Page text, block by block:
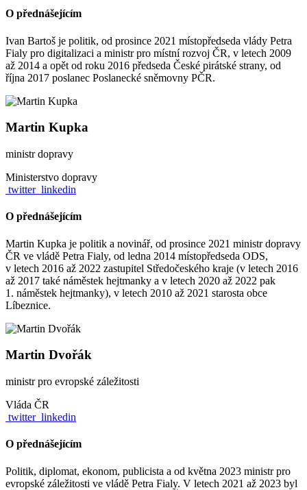
O přednášejícím
Ivan Bartoš je politik, od prosince 2021 místopředseda vlády Petra
Fialy pro digitalizaci a ministr pro místní rozvoj ČR, v letech 2009
až 2014 a opět od roku 2016 předseda České pirátské strany, od
října 2017 poslanec Poslanecké sněmovny PČR.
Martin Kupka
ministr dopravy
Ministerstvo dopravy
twitter linkedin
O přednášejícím
Martin Kupka je politik a novinář, od prosince 2021 ministr dopravy
ČR ve vládě Petra Fialy, od ledna 2014 místopředseda ODS,
v letech 2016 až 2022 zastupitel Středočeského kraje (v letech 2016
až 2017 také náměstek hejtmanky a v letech 2020 až 2022 pak
1. náměstek hejtmanky), v letech 2010 až 2021 starosta obce
Líbeznice.
Martin Dvořák
ministr pro evropské záležitosti
Vláda ČR
twitter linkedin
O přednášejícím
Politik, diplomat, ekonom, publicista a od května 2023 ministr pro
evropské záležitosti ve vládě Petra Fialy. V letech 2021 až 2023 byl